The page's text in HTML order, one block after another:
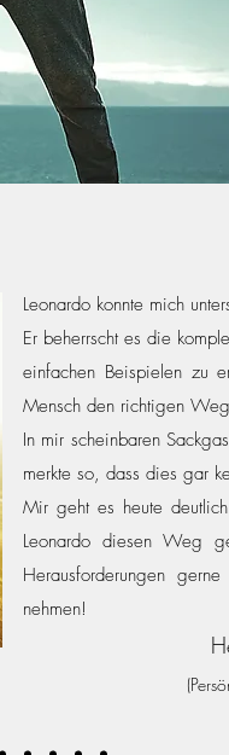
Leonardo konnte mich
Er beherrscht es die
einfachen Beispielen zu
Mensch den richtigen
In mir scheinbaren
merkte so, dass dies gar
Mir geht es heute
Leonardo diesen Weg
Herausforderungen
nehmen!
(Persö